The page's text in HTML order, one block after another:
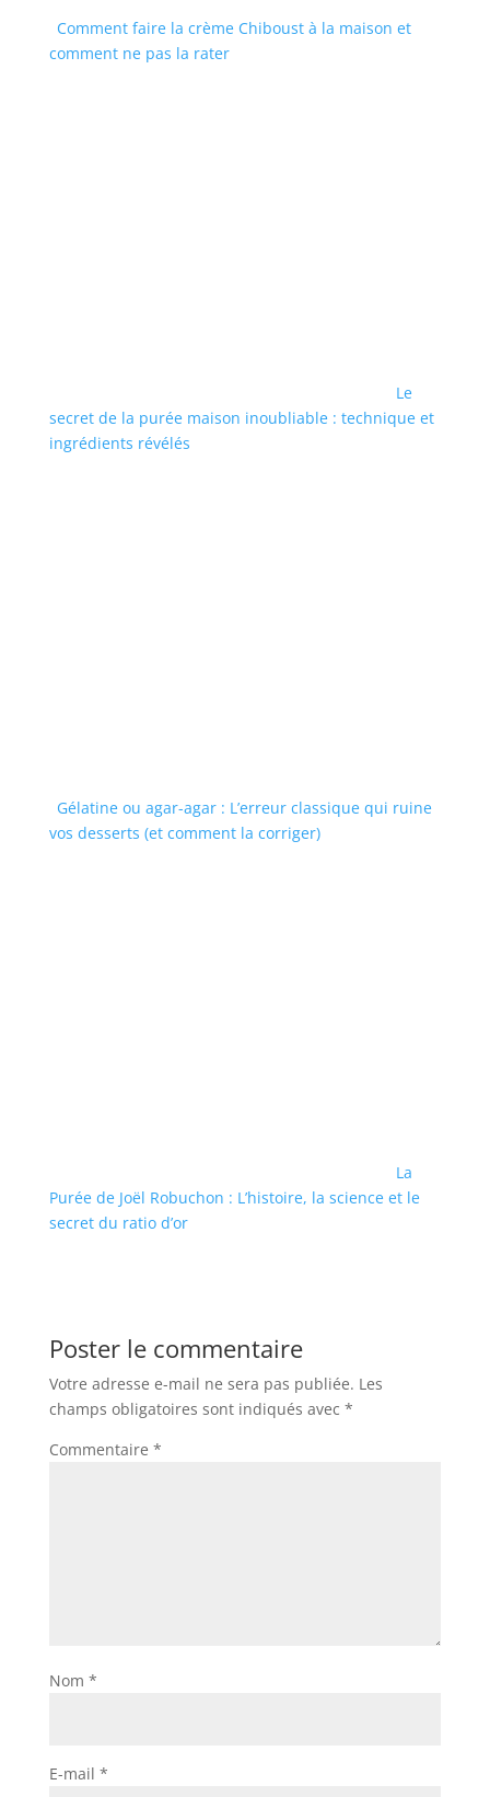
Comment faire la crème Chiboust à la maison et
comment ne pas la rater
Le
secret de la purée maison inoubliable : technique et
ingrédients révélés
Gélatine ou agar-agar : L’erreur classique qui ruine
vos desserts (et comment la corriger)
La
Purée de Joël Robuchon : L’histoire, la science et le
secret du ratio d’or
Poster le commentaire
Votre adresse e-mail ne sera pas publiée. Les
champs obligatoires sont indiqués avec *
Commentaire *
Nom *
E-mail *